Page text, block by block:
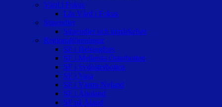
Vård i Fokus
Läs Vård i Fokus
Stipendier
Stipendier och utmärkelser
Regionalföreningar
SF i Helsingfors
SF i Mellersta Österbotten
SF i Sydösterbotten
SF i Vasa
SF i Västra Nyland
SF i Åboland
SF på Åland